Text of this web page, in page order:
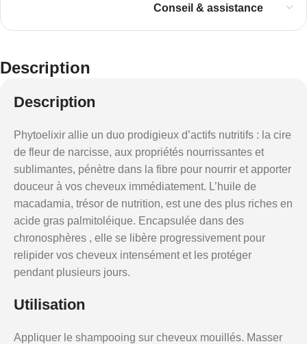
Conseil & assistance
Description
Description
Phytoelixir allie un duo prodigieux d’actifs nutritifs : la cire
de fleur de narcisse, aux propriétés nourrissantes et
sublimantes, pénètre dans la fibre pour nourrir et apporter
douceur à vos cheveux immédiatement. L’huile de
macadamia, trésor de nutrition, est une des plus riches en
acide gras palmitoléique. Encapsulée dans des
chronosphères , elle se libère progressivement pour
relipider vos cheveux intensément et les protéger
pendant plusieurs jours.
Utilisation
Appliquer le shampooing sur cheveux mouillés. Masser